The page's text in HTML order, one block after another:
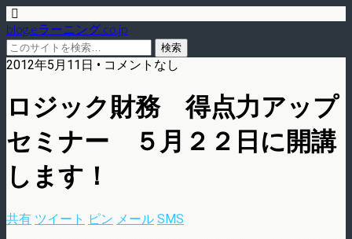
blog.eラーニング.co.jp
2012年5月11日 • コメントなし
ロジック財務 得点力アップ
セミナー ５月２２日に開講
します！
共有 ツイート ピン メール SMS